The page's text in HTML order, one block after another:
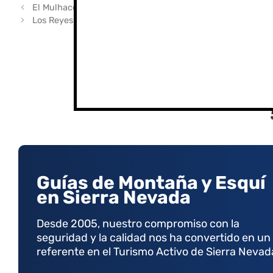
El Mulhacén: La Tumba Secreta del Último Rey de Granada
Los Reyes Magos llegan a Sierra Nevada en esquí
Guías de Montaña y Esquí
en Sierra Nevada
Desde 2005, nuestro compromiso con la
seguridad y la calidad nos ha convertido en un
referente en el Turismo Activo de Sierra